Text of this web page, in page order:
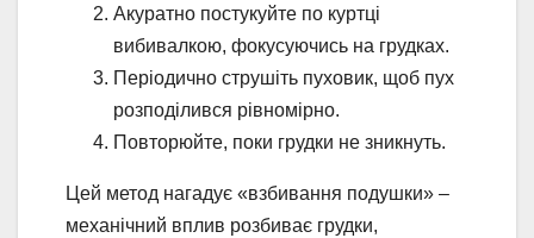
Акуратно постукуйте по куртці
вибивалкою, фокусуючись на грудках.
Періодично струшіть пуховик, щоб пух
розподілився рівномірно.
Повторюйте, поки грудки не зникнуть.
Цей метод нагадує «взбивання подушки» –
механічний вплив розбиває грудки,